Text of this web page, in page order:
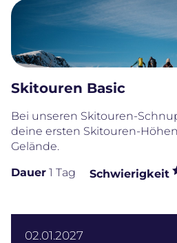
Skitouren Basic
Bei unseren Skitouren-
deine ersten Skitouren-
Gelände.
Dauer 1 Tag Schwierigkeit
02.01.2027